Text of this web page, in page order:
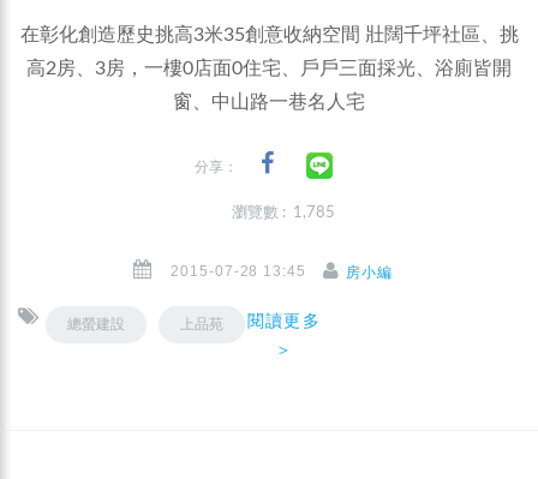
在彰化創造歷史挑高3米35創意收納空間 壯闊千坪社區、挑
高2房、3房，一樓0店面0住宅、戶戶三面採光、浴廁皆開
窗、中山路一巷名人宅
分享：
瀏覽數 : 1,785
2015-07-28 13:45 房小編
總螢建設 上品苑
閱讀更多
＞